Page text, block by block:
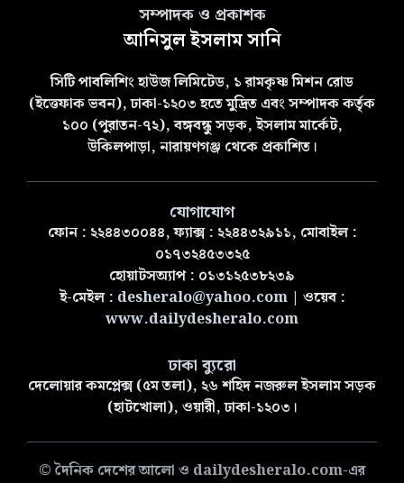
সম্পাদক ও প্রকাশক
আনিসুল ইসলাম সানি
সিটি পাবলিশিং হাউজ লিমিটেড, ১ রামকৃষ্ণ মিশন রোড
(ইত্তেফাক ভবন), ঢাকা-১২০৩ হতে মুদ্রিত এবং সম্পাদক কর্তৃক
১০০ (পুরাতন-৭২), বঙ্গবন্ধু সড়ক, ইসলাম মার্কেট,
উকিলপাড়া, নারায়ণগঞ্জ থেকে প্রকাশিত।
যোগাযোগ
ফোন : ২২৪৪৩০০৪৪, ফ্যাক্স : ২২৪৪৩২৯১১, মোবাইল :
০১৭৩২৪৫৩৩২৫
হোয়াটসঅ্যাপ : ০১৩১২৫৩৮২৩৯
ই-মেইল : desheralo@yahoo.com| ওয়েব :
www.dailydesheralo.com
ঢাকা ব্যুরো
দেলোয়ার কমপ্লেক্স (৫ম তলা), ২৬ শহিদ নজরুল ইসলাম সড়ক
(হাটখোলা), ওয়ারী, ঢাকা-১২০৩।
© দৈনিক দেশের আলো ও dailydesheralo.com-এর